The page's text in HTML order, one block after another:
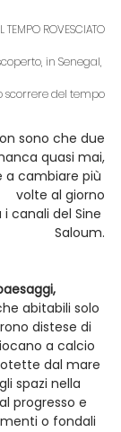
TEMPO ROVESCIATO
in Senegal,
scorrere del tempo
sono che due
quasi mai,
a cambiare più
volte al giorno
canali del Sine
Saloum.
abitabili solo
distese di
a calcio
dal mare
spazi nella
progresso e
o fondali